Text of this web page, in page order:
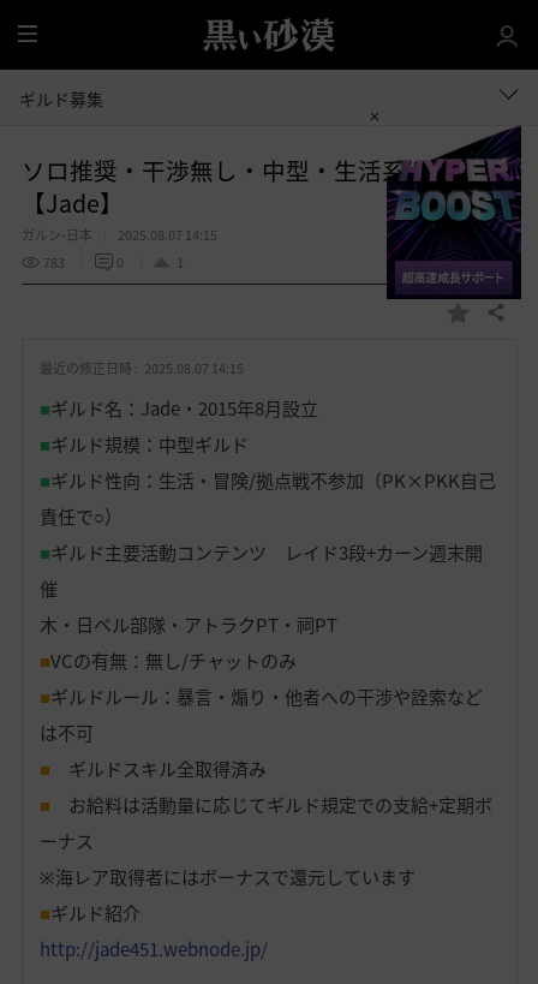
全
体
ギルド募集
ソロ推奨・干渉無し・中型・生活系ギルド
【Jade】
ガルン-日本
2025.08.07 14:15
783
0 1
お 共有する
最近の修正日時 : 2025.08.07 14:15
■ギルド名：Jade・2015年8月設立
■ギルド規模：中型ギルド
■ギルド性向：生活・冒険/拠点戦不参加（PK×PKK自己
責任で○）
■ギルド主要活動コンテンツ レイド3段+カーン週末開
催
木・日ベル部隊・アトラクPT・祠PT
■VCの有無：無し/チャットのみ
■ギルドルール：暴言・煽り・他者への干渉や詮索など
は不可
■ ギルドスキル全取得済み
■ お給料は活動量に応じてギルド規定での支給+定期ボ
ーナス
※海レア取得者にはボーナスで還元しています
■ギルド紹介
http://jade451.webnode.jp/